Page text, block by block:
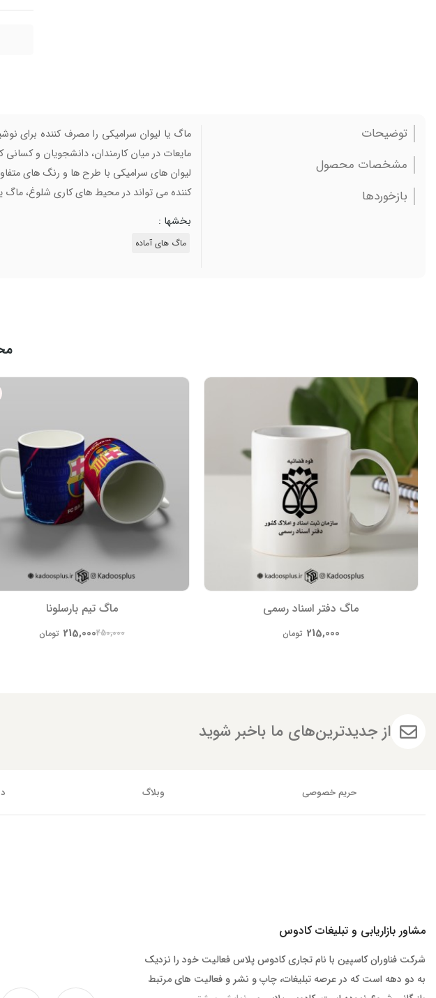
توضیحات
مشخصات محصول
بازخوردها
ماگ یا لیوان سرامیکی را مصرف کننده برای
مایعات در میان کارمندان، دانشجویان و
لیوان های سرامیکی با طرح ها و رنگ های
کننده می تواند در محیط های کاری شلوغ، ماگ
بخشها :
ماگ های آماده
ماگ دفتر اسناد رسمی
215,000 تومان
ماگ تیم بارسلونا
250,000
215,000 تومان
از جدیدترین‌های ما باخبر شوید
حریم خصوصی وبلاگ
مشاور بازاریابی و تبلیغات کادوس
شرکت فناوران کاسپین با نام تجاری کادوس پلاس فعالیت خود را نزدیک
به دو دهه است که در عرصه تبلیغات، چاپ و نشر و فعالیت های مرتبط